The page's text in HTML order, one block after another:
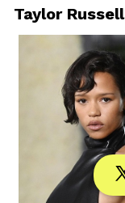
Taylor Russell